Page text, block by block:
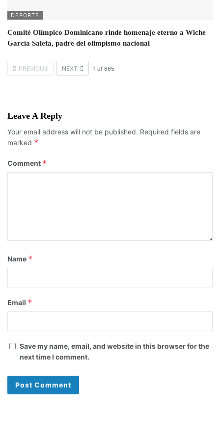
DEPORTE
Comité Olímpico Dominicano rinde homenaje eterno a Wiche
García Saleta, padre del olimpismo nacional
PREVIOUS NEXT 1 of 665
Leave A Reply
Your email address will not be published. Required fields are
marked *
Comment *
Name *
Email *
Save my name, email, and website in this browser for the
next time I comment.